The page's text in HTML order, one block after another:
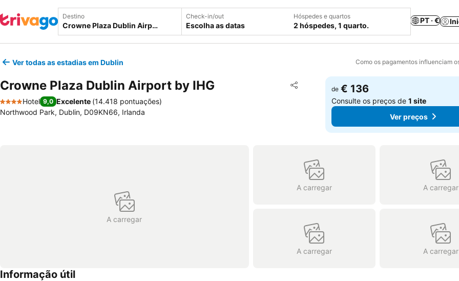
Destino Check-in/out
Escolha as datas
Hóspedes e quartos
2 hóspedes, 1 quarto.
PT · €
Ver todas as estadias em Dublin Como os pagamentos influenciam
Crowne Plaza Dublin Airport by IHG Partilhar
Adicionar aos favoritos
4 Estrelas
Hotel 9,0 Excelente (14.418 pontuações)
Northwood Park, Dublin, D09KN66, Irlanda
de € 136
Consulte os preços de1 site
Ver preços
A carregar
A carregar A carregar
A carregar A carregar
Informação útil